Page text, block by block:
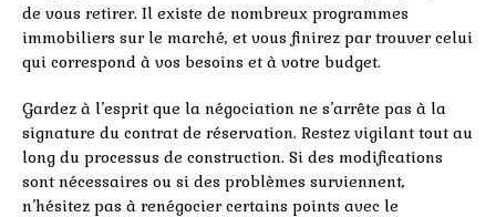
de vous retirer. Il existe de nombreux programmes
immobiliers sur le marché, et vous finirez par trouver celui
qui correspond à vos besoins et à votre budget.
Gardez à l’esprit que la négociation ne s’arrête pas à la
signature du contrat de réservation. Restez vigilant tout au
long du processus de construction. Si des modifications
sont nécessaires ou si des problèmes surviennent,
n’hésitez pas à renégocier certains points avec le